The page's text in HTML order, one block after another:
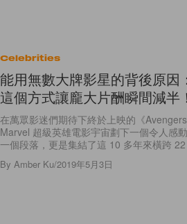
Celebrities
能用無數大牌影星的背後原因
這個方式讓龐大片酬瞬間減半！
在萬眾影迷們期待下終於上映的《
Marvel 超級英雄電影宇宙劃下一個令人感
一個段落，更是集結了這 10 多年來橫跨 22
By Amber Ku/2019年5月3日